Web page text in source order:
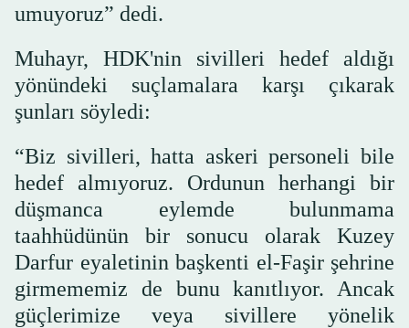
umuyoruz” dedi.
Muhayr, HDK'nin sivilleri hedef aldığı
yönündeki suçlamalara karşı çıkarak
şunları söyledi:
“Biz sivilleri, hatta askeri personeli bile
hedef almıyoruz. Ordunun herhangi bir
düşmanca eylemde bulunmama
taahhüdünün bir sonucu olarak Kuzey
Darfur eyaletinin başkenti el-Faşir şehrine
girmememiz de bunu kanıtlıyor. Ancak
güçlerimize veya sivillere yönelik